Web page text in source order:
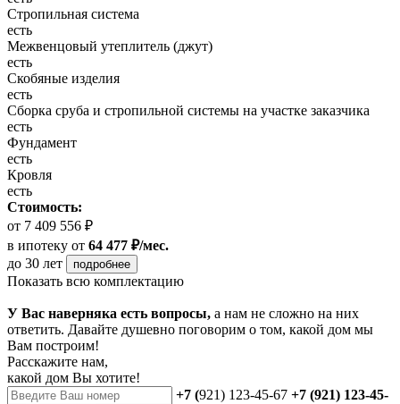
Стропильная система
есть
Межвенцовый утеплитель (джут)
есть
Скобяные изделия
есть
Сборка сруба и стропильной системы на участке заказчика
есть
Фундамент
есть
Кровля
есть
Стоимость:
от 7 409 556 ₽
в ипотеку от 64 477 ₽/мес.
до 30 лет
подробнее
Показать всю комплектацию
У Вас наверняка есть вопросы, а нам не сложно на них
ответить. Давайте душевно поговорим о том, какой дом мы
Вам построим!
Расскажите нам,
какой дом Вы хотите!
+7 (921) 123-45-67 +7 (921) 123-45-